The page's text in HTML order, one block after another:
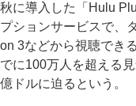
秋に導入した「Hulu
プションサービスで、
on 3などから視聴でき
でに100万人を超える
億ドルに迫るという。